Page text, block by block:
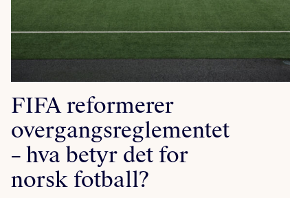
FIFA reformerer
overgangsreglementet
– hva betyr det for
norsk fotball?